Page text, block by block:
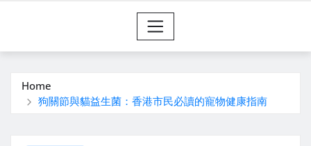
Home
狗關節與貓益生菌：香港市民必讀的寵物健康指南